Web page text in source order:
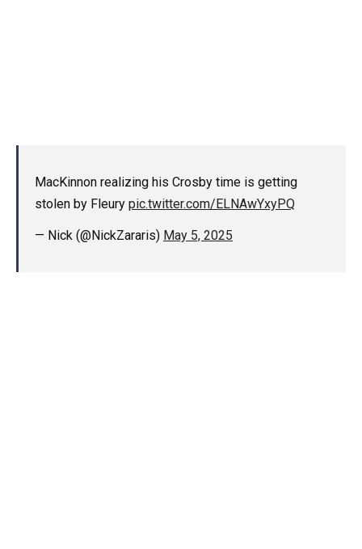
MacKinnon realizing his Crosby time is getting
stolen by Fleury pic.twitter.com/ELNAwYxyPQ
— Nick (@NickZararis) May 5, 2025